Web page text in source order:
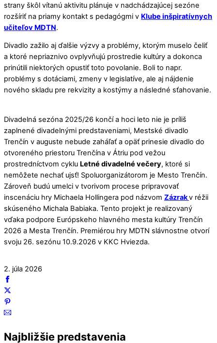
strany škôl vítanú aktivitu plánuje v nadchádzajúcej sezóne
rozšíriť na priamy kontakt s pedagógmi v Klube inšpiratívnych
učiteľov MDTN.
Divadlo zažilo aj ďalšie výzvy a problémy, ktorým muselo čeliť
a ktoré nepriaznivo ovplyvňujú prostredie kultúry a dokonca
prinútili niektorých opustiť toto povolanie. Boli to napr.
problémy s dotáciami, zmeny v legislatíve, ale aj nájdenie
nového skladu pre rekvizity a kostýmy a následné sťahovanie.
Divadelná sezóna 2025/26 končí a hoci leto nie je príliš
zaplnené divadelnými predstaveniami, Mestské divadlo
Trenčín v auguste nebude zaháľať a opäť prinesie divadlo do
otvoreného priestoru Trenčína v Átriu pod vežou
prostredníctvom cyklu Letné divadelné večery, ktoré si
nemôžete nechať ujsť! Spoluorganizátorom je Mesto Trenčín.
Zároveň budú umelci v tvorivom procese pripravovať
inscenáciu hry Michaela Hollingera pod názvom Zázrakv réžii
skúseného Michala Babiaka. Tento projekt je realizovaný
vďaka podpore Európskeho hlavného mesta kultúry Trenčín
2026 a Mesta Trenčín. Premiérou hry MDTN slávnostne otvorí
svoju 26. sezónu 10.9.2026 v KKC Hviezda.
2. júla 2026
Najbližšie predstavenia